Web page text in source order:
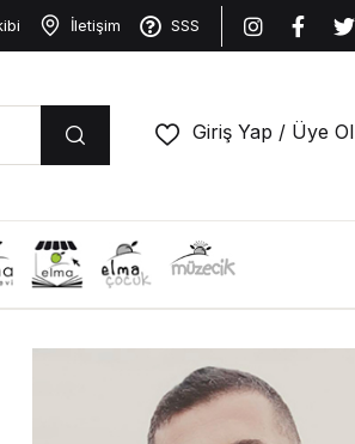
İletişim SSS
Giriş Yap / Üye Ol